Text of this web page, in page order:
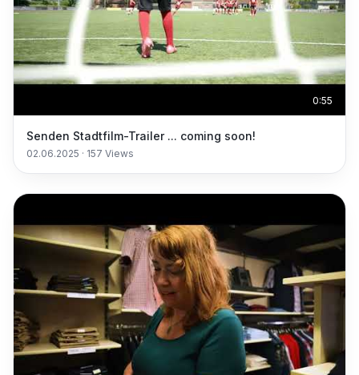
0:55
Senden Stadtfilm-Trailer ... coming soon!
02.06.2025 · 157 Views